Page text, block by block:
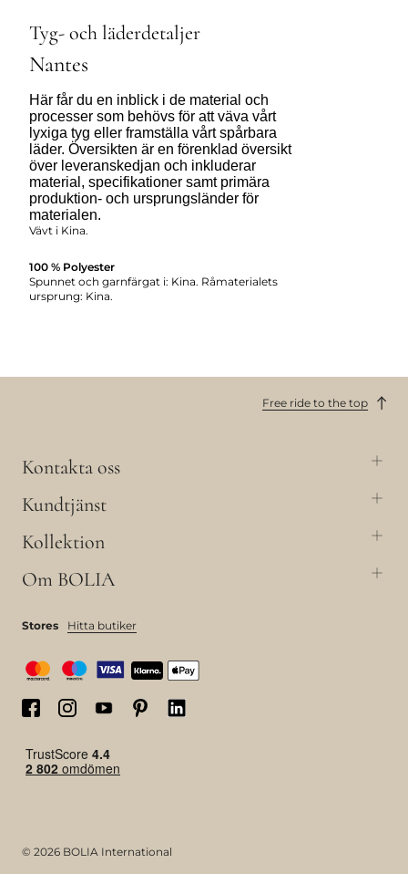
Tyg- och läderdetaljer
Nantes
Här får du en inblick i de material och
processer som behövs för att väva vårt
lyxiga tyg eller framställa vårt spårbara
läder. Översikten är en förenklad översikt
över leveranskedjan och inkluderar
material, specifikationer samt primära
produktion- och ursprungsländer för
materialen.
Vävt i Kina.
100 % Polyester
Spunnet och garnfärgat i: Kina. Råmaterialets
ursprung: Kina.
Free ride to the top
Kontakta oss
Kundtjänst
Kollektion
Om BOLIA
© 2026 BOLIA International
Stores Hitta butiker